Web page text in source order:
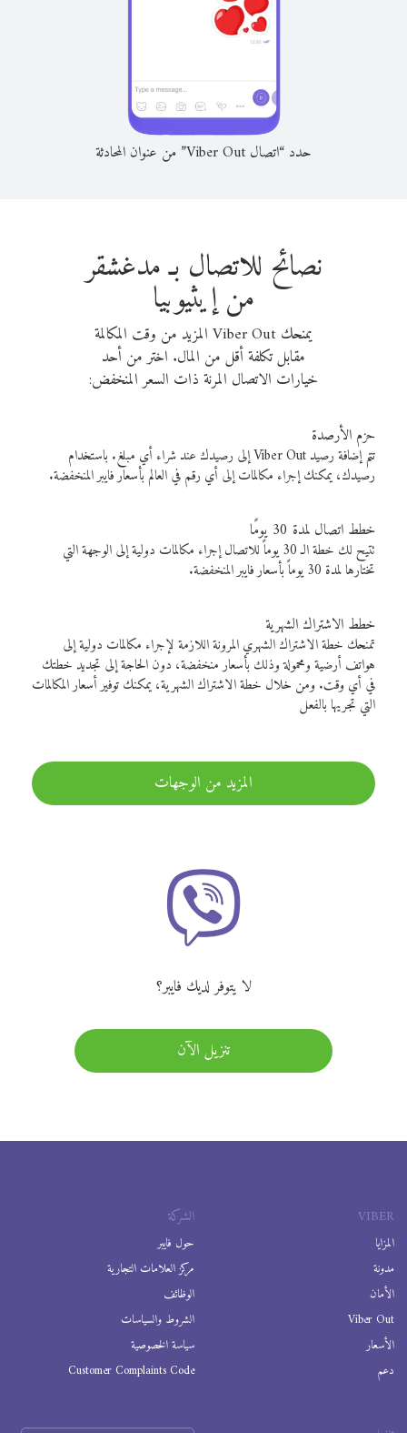
حدد “اتصال Viber Out” من عنوان المحادثة
نصائح للاتصال بـ مدغشقر
من إيثيوبيا
يمنحك Viber Out المزيد من وقت المكالمة
مقابل تكلفة أقل من المال. اختر من أحد
خيارات الاتصال المرنة ذات السعر المنخفض:
حزم الأرصدة
تتم إضافة رصيد Viber Out إلى رصيدك عند شراء أي مبلغ. باستخدام
رصيدك، يمكنك إجراء مكالمات إلى أي رقم في العالم بأسعار فايبر المنخفضة.
خطط اتصال لمدة 30 يومًا
تتيح لك خطة الـ 30 يوماً للاتصال إجراء مكالمات دولية إلى الوجهة التي
تختارها لمدة 30 يوماً بأسعار فايبر المنخفضة.
خطط الاشتراك الشهرية
تمنحك خطة الاشتراك الشهري المرونة اللازمة لإجراء مكالمات دولية إلى
هواتف أرضية ومحمولة وذلك بأسعار منخفضة، دون الحاجة إلى تجديد خطتك
في أي وقت. ومن خلال خطة الاشتراك الشهرية، يمكنك توفير أسعار المكالمات
التي تجريها بالفعل
المزيد من الوجهات
لا يتوفر لديك فايبر؟
تنزيل الآن
VIBER
المزايا
مدونة
الأمان
Viber Out
الأسعار
دعم
الشركة
حول فايبر
مركز العلامات التجارية
الوظائف
الشروط والسياسات
سياسة الخصوصية
Customer Complaints Code